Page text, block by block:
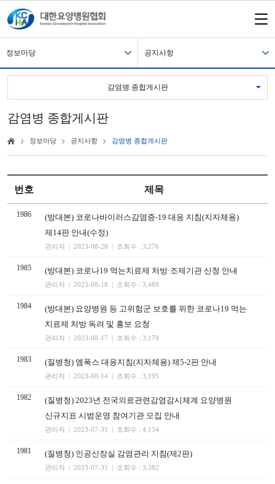
정보마당 공지사항
감염병 종합게시판
감염병 종합게시판
정보마당 공지사항 감염병 종합게시판
번호 제목
1986
(방대본) 코로나바이러스감염증-19 대응 지침(지자체용)
제14판 안내(수정)
관리자 | 2023-08-28 | 조회수 : 3,276
1985 (방대본) 코로나19 먹는치료제 처방·조제기관 신청 안내
관리자 | 2023-08-18 | 조회수 : 3,489
1984
(방대본) 요양병원 등 고위험군 보호를 위한 코로나19 먹는
치료제 처방 독려 및 홍보 요청
관리자 | 2023-08-17 | 조회수 : 3,179
1983 (질병청) 엠폭스 대응지침(지자체용) 제5-2판 안내
관리자 | 2023-08-14 | 조회수 : 3,195
1982
(질병청) 2023년 전국의료관련감염감시체계 요양병원
신규지표 시범운영 참여기관 모집 안내
관리자 | 2023-07-31 | 조회수 : 4,134
1981 (질병청) 인공신장실 감염관리 지침(제2판)
관리자 | 2023-07-31 | 조회수 : 3,382